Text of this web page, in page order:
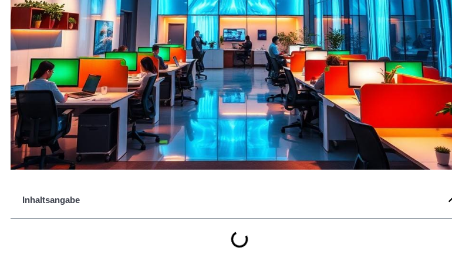
Inhaltsangabe